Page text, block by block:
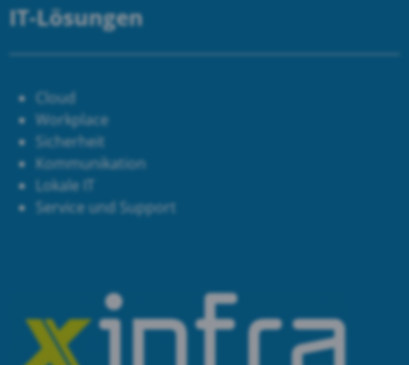
IT-Lösungen
Cloud
Workplace
Sicherheit
Kommunikation
Lokale IT
Service und Support